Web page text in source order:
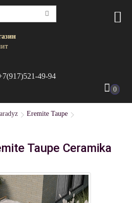
49-94
0
Eremite Taupe
Taupe Ceramika